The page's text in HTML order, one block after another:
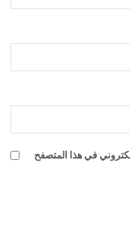
في هذا المتصفح